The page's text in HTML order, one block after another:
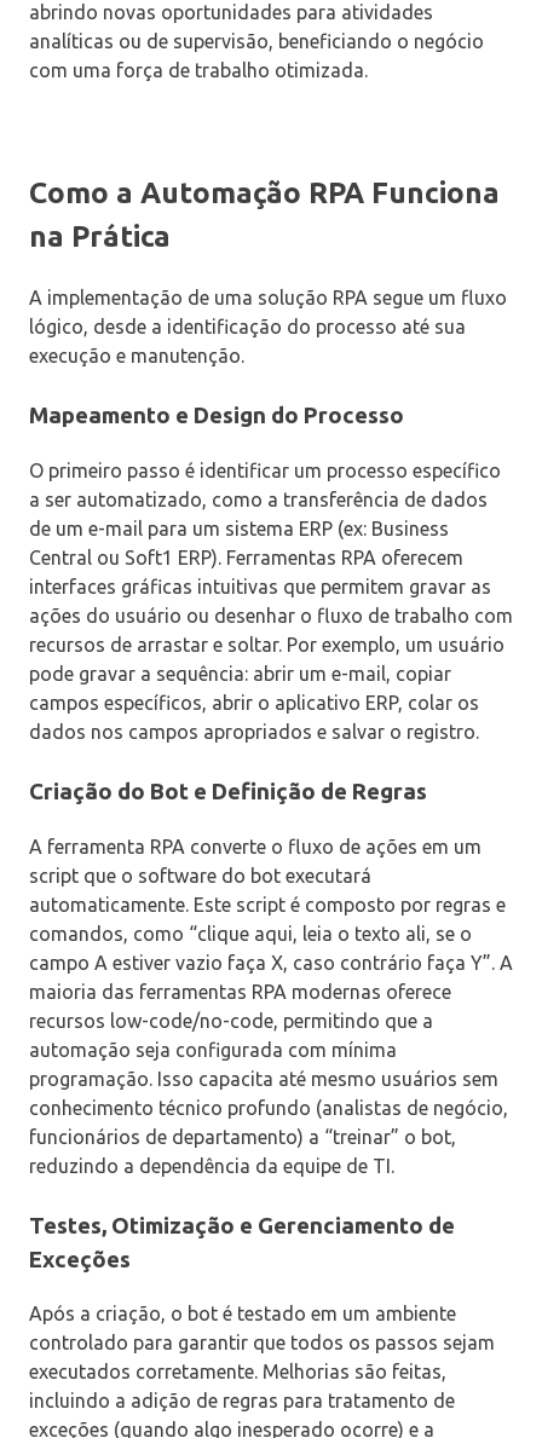
abrindo novas oportunidades para atividades
analíticas ou de supervisão, beneficiando o negócio
com uma força de trabalho otimizada.
Como a Automação RPA Funciona
na Prática
A implementação de uma solução RPA segue um fluxo
lógico, desde a identificação do processo até sua
execução e manutenção.
Mapeamento e Design do Processo
O primeiro passo é identificar um processo específico
a ser automatizado, como a transferência de dados
de um e-mail para um sistema ERP (ex: Business
Central ou Soft1 ERP). Ferramentas RPA oferecem
interfaces gráficas intuitivas que permitem gravar as
ações do usuário ou desenhar o fluxo de trabalho com
recursos de arrastar e soltar. Por exemplo, um usuário
pode gravar a sequência: abrir um e-mail, copiar
campos específicos, abrir o aplicativo ERP, colar os
dados nos campos apropriados e salvar o registro.
Criação do Bot e Definição de Regras
A ferramenta RPA converte o fluxo de ações em um
script que o software do bot executará
automaticamente. Este script é composto por regras e
comandos, como “clique aqui, leia o texto ali, se o
campo A estiver vazio faça X, caso contrário faça Y”. A
maioria das ferramentas RPA modernas oferece
recursos low-code/no-code, permitindo que a
automação seja configurada com mínima
programação. Isso capacita até mesmo usuários sem
conhecimento técnico profundo (analistas de negócio,
funcionários de departamento) a “treinar” o bot,
reduzindo a dependência da equipe de TI.
Testes, Otimização e Gerenciamento de
Exceções
Após a criação, o bot é testado em um ambiente
controlado para garantir que todos os passos sejam
executados corretamente. Melhorias são feitas,
incluindo a adição de regras para tratamento de
exceções (quando algo inesperado ocorre) e a